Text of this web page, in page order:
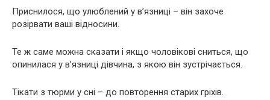
Приснилося, що улюблений у в’язниці – він захоче
розірвати ваші відносини.
Те ж саме можна сказати і якщо чоловікові сниться, що
опинилася у в’язниці дівчина, з якою він зустрічається.
Тікати з тюрми у сні – до повторення старих гріхів.